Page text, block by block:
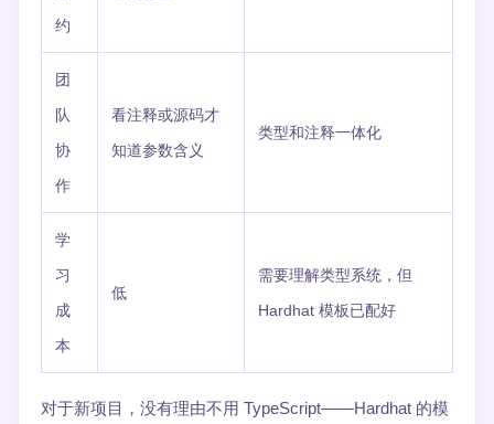
约
团
队
协
作
看注释或源码才
知道参数含义
类型和注释一体化
学
习
成
本
低
需要理解类型系统，但
Hardhat 模板已配好
对于新项目，没有理由不用 TypeScript——Hardhat 的模